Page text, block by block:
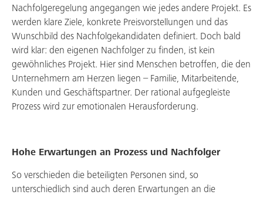
Nachfolgeregelung angegangen wie jedes andere Projekt. Es
werden klare Ziele, konkrete Preisvorstellungen und das
Wunschbild des Nachfolgekandidaten definiert. Doch bald
wird klar: den eigenen Nachfolger zu finden, ist kein
gewöhnliches Projekt. Hier sind Menschen betroffen, die den
Unternehmern am Herzen liegen – Familie, Mitarbeitende,
Kunden und Geschäftspartner. Der rational aufgegleiste
Prozess wird zur emotionalen Herausforderung.
Hohe Erwartungen an Prozess und Nachfolger
So verschieden die beteiligten Personen sind, so
unterschiedlich sind auch deren Erwartungen an die